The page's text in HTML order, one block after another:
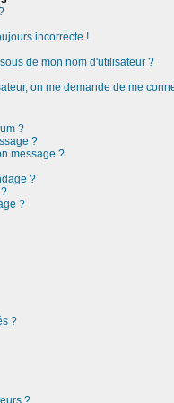
incorrecte !
de mon nom d'utilisateur ?
on me demande de me
?
?
message ?
?
?
?
?